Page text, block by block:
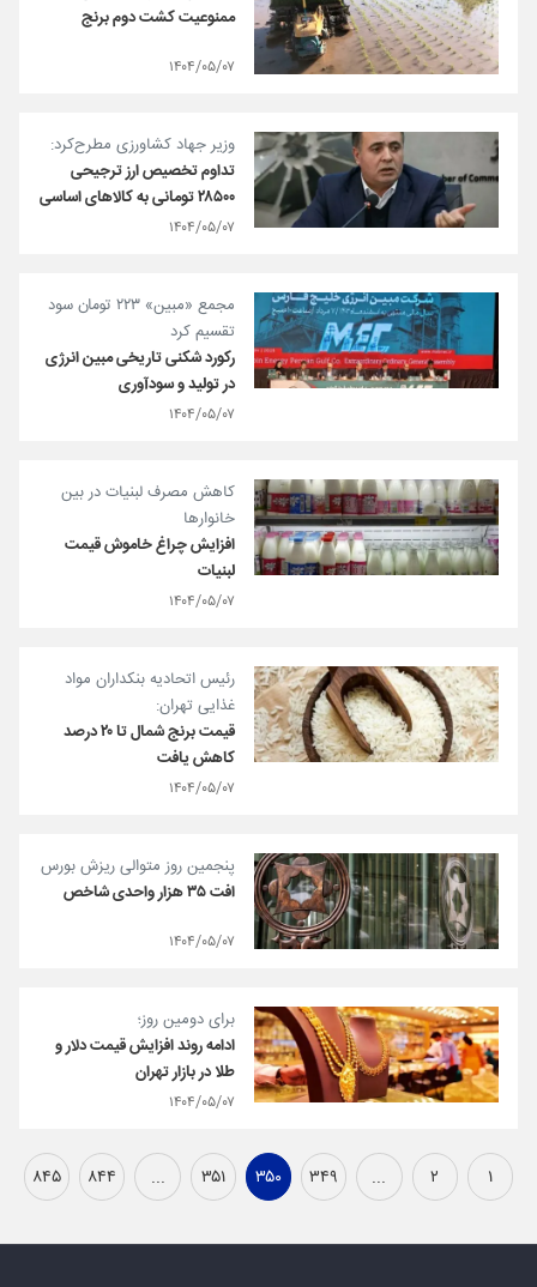
ممنوعیت کشت دوم برنج
۱۴۰۴/۰۵/۰۷
وزیر جهاد کشاورزی مطرح‌کرد:
تداوم تخصیص ارز ترجیحی
۲۸۵۰۰ تومانی به کالاهای اساسی
۱۴۰۴/۰۵/۰۷
مجمع «مبین» ۲۲۳ تومان سود
تقسیم کرد
رکورد شکنی تاریخی مبین انرژی
در تولید و سودآوری
۱۴۰۴/۰۵/۰۷
کاهش مصرف لبنیات در بین
خانوارها
افزایش چراغ خاموش قیمت
لبنیات
۱۴۰۴/۰۵/۰۷
رئیس اتحادیه بنکداران مواد
غذایی تهران:
قیمت برنج شمال تا ۲۰ درصد
کاهش یافت
۱۴۰۴/۰۵/۰۷
پنجمین روز متوالی ریزش بورس
افت ۳۵ هزار واحدی شاخص
۱۴۰۴/۰۵/۰۷
برای دومین روز؛
ادامه روند افزایش قیمت دلار و
طلا در بازار تهران
۱۴۰۴/۰۵/۰۷
۱ ۲ ... ۳۴۹ ۳۵۰ ۳۵۱ ... ۸۴۴ ۸۴۵